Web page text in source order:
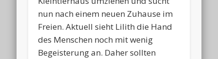
nun nach einem neuen Zuhause im
Freien. Aktuell sieht Lilith die Hand
des Menschen noch mit wenig
Begeisterung an. Daher sollten